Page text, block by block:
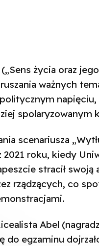
życia oraz
ważnych
spolaryzowanym
scenariusza
2021 roku, kiedy
stracił swoją
rządzących, co
Abel
egzaminu